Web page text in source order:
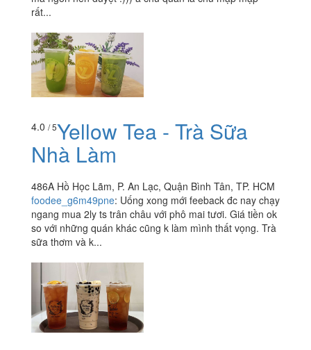
rất...
4.0 / 5Yellow Tea - Trà Sữa
Nhà Làm
486A Hồ Học Lãm, P. An Lạc, Quận Bình Tân, TP. HCM
foodee_g6m49pne: Uống xong mới feeback đc nay chạy
ngang mua 2ly ts trân châu với phô mai tươi. Giá tiền ok
so với những quán khác cũng k làm mình thất vọng. Trà
sữa thơm và k...